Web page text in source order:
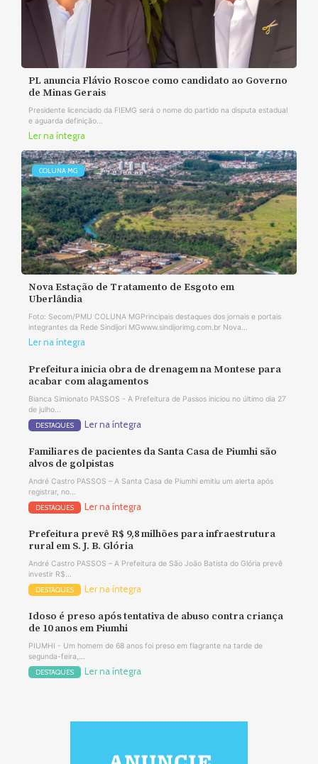
PL anuncia Flávio Roscoe como candidato ao Governo
de Minas Gerais
Presidente licenciado da FIEMG será o nome do partido na disputa estadual
e aguarda definição...
Ler na íntegra
COLUNA MG
Nova Estação de Tratamento de Esgoto em
Uberlândia
Foto: Secom/PMU COLUNA MGPrincipais destaques dos jornais e portais
integrantes da Rede Sindijori MGwww.sindijorimg.com.br Nova...
Ler na íntegra
Prefeitura inicia obra de drenagem na Montese para
acabar com alagamentos
Bianca Simionato PASSOS - A Prefeitura de Passos iniciou no último dia 27
de julho...
DESTAQUES Ler na íntegra
Familiares de pacientes da Santa Casa de Piumhi são
alvos de golpistas
André Castro PASSOS – A Santa Casa de Piumhi emitiu um alerta após
registrar, no...
DESTAQUES Ler na íntegra
Prefeitura prevê R$ 9,8 milhões para infraestrutura
rural em S. J. B. Glória
André Castro PASSOS – A Prefeitura de São João Batista do Glória prevê
investir R$...
DESTAQUES Ler na íntegra
Idoso é preso após tentativa de abuso contra criança
de 10 anos em Piumhi
PIUMHI - Um homem de 68 anos foi preso em flagrante na tarde de
segunda-feira,...
DESTAQUES Ler na íntegra